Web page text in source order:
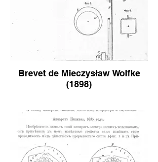
Brevet de Mieczysław Wolfke
(1898)